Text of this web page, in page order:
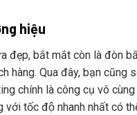
hiệu
đẹp, bắt mắt còn là đòn
hàng. Qua đây, bạn
chính là công cụ vô
tốc độ nhanh nhất có